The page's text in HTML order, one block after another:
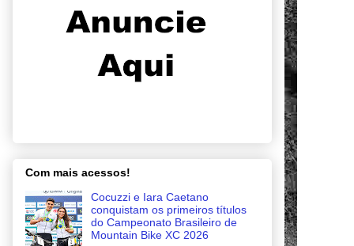
Com mais acessos!
Cocuzzi e Iara Caetano
conquistam os primeiros títulos
do Campeonato Brasileiro de
Mountain Bike XC 2026